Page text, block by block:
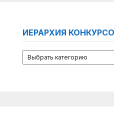
ИЕРАРХИЯ